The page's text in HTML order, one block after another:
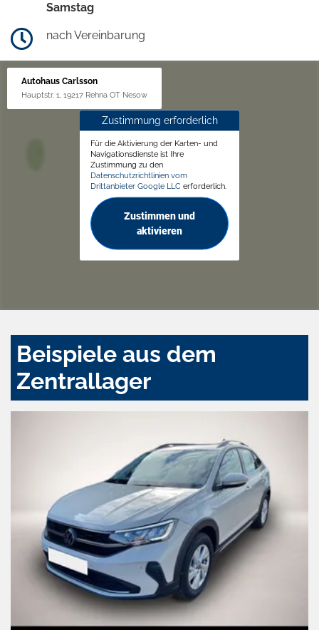
Samstag
nach Vereinbarung
Autohaus Carlsson
Hauptstr. 1, 19217 Rehna OT Nesow
Zustimmung erforderlich
Für die Aktivierung der Karten- und
Navigationsdienste ist Ihre
Zustimmung zu den
Datenschutzrichtlinien vom
Drittanbieter Google LLC erforderlich.
Zustimmen und
aktivieren
Beispiele aus dem
Zentrallager